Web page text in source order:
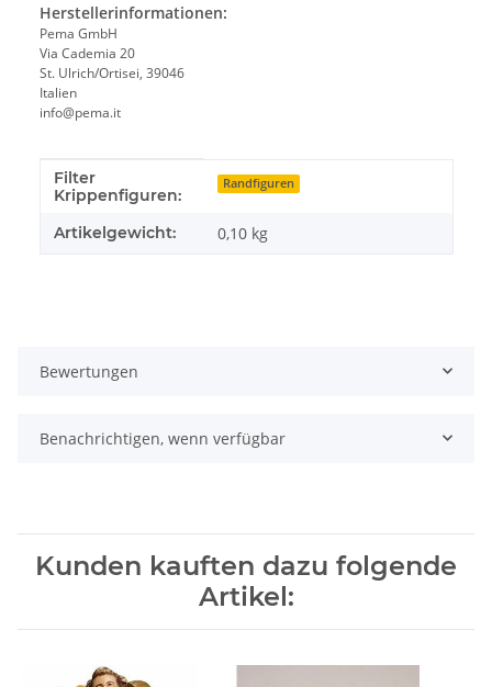
Herstellerinformationen:
Pema GmbH
Via Cademia 20
St. Ulrich/Ortisei, 39046
Italien
info@pema.it
Produkteigenschaft
Wert
Filter
Krippenfiguren:
Randfiguren
Artikelgewicht: 0,10 kg
Bewertungen
Benachrichtigen, wenn verfügbar
Kunden kauften dazu folgende
Artikel: